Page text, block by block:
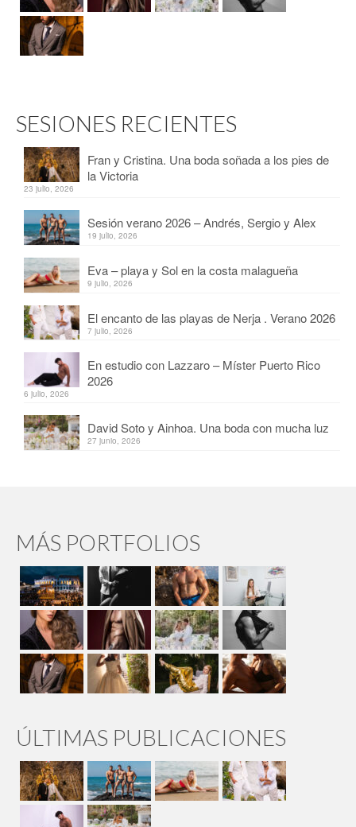
SESIONES RECIENTES
Fran y Cristina. Una boda soñada a los pies de
la Victoria
23 julio, 2026
Sesión verano 2026 – Andrés, Sergio y Alex
19 julio, 2026
Eva – playa y Sol en la costa malagueña
9 julio, 2026
El encanto de las playas de Nerja . Verano 2026
7 julio, 2026
En estudio con Lazzaro – Míster Puerto Rico
2026
6 julio, 2026
David Soto y Ainhoa. Una boda con mucha luz
27 junio, 2026
MÁS PORTFOLIOS
ÚLTIMAS PUBLICACIONES